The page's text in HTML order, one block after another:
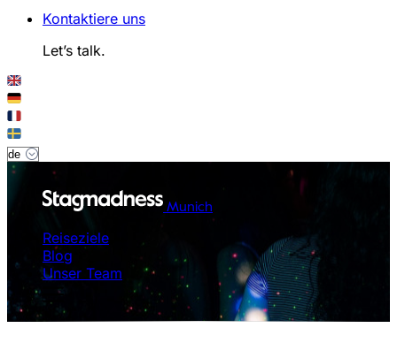
Kontaktiere uns
Let’s talk.
Munich
Reiseziele
Blog
Unser Team